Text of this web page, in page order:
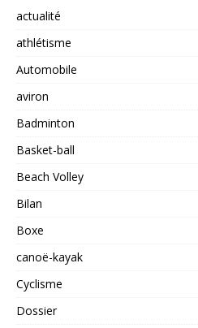
actualité
athlétisme
Automobile
aviron
Badminton
Basket-ball
Beach Volley
Bilan
Boxe
canoë-kayak
Cyclisme
Dossier